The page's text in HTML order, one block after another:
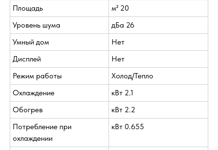
Площадь
м² 20
Уровень шума
дБа 26
Умный дом
Нет
Дисплей
Нет
Режим работы
Холод/Тепло
Охлаждение
кВт 2.1
Обогрев
кВт 2.2
Потребление при
охлаждении
кВт 0.655